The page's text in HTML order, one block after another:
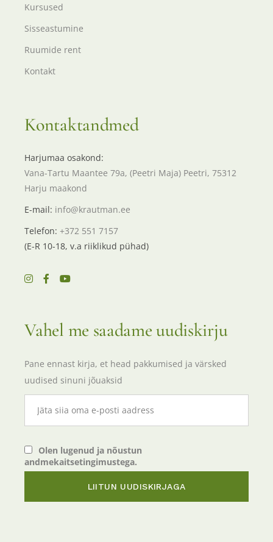
Kursused
Sisseastumine
Ruumide rent
Kontakt
Kontaktandmed
Harjumaa osakond:
Vana-Tartu Maantee 79a, (Peetri Maja) Peetri, 75312
Harju maakond
E-mail: info@krautman.ee
Telefon:+372 551 7157
(E-R 10-18, v.a riiklikud pühad)
Vahel me saadame uudiskirju
Pane ennast kirja, et head pakkumised ja värsked
uudised sinuni jõuaksid
Olen lugenud ja nõustun
andmekaitsetingimustega.